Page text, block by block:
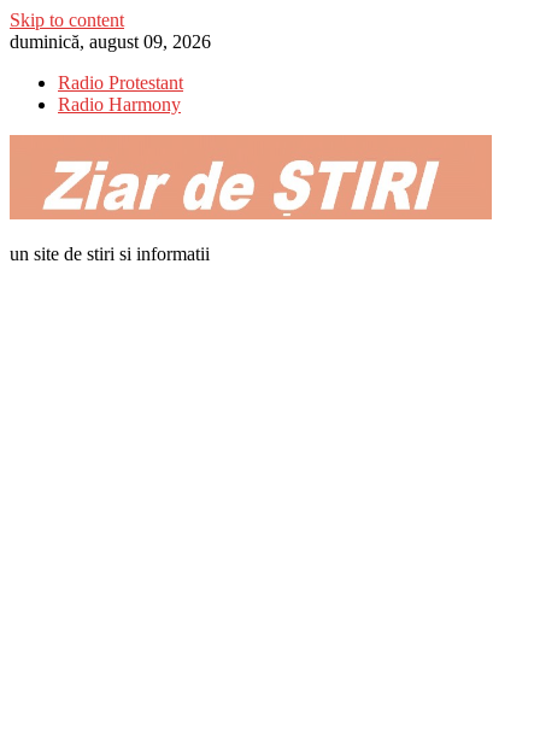
Skip to content
duminică, august 09, 2026
Radio Protestant
Radio Harmony
un site de stiri si informatii